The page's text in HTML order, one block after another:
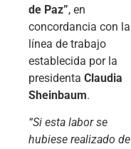
de Paz”, en
concordancia con la
línea de trabajo
establecida por la
presidenta Claudia
Sheinbaum.
“Si esta labor se
hubiese realizado de